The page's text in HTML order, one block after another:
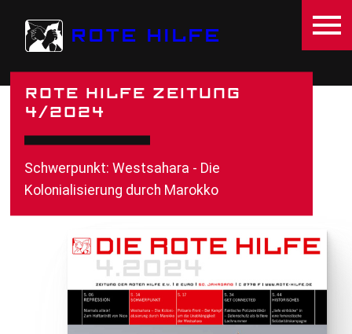
ROTE HILFE
ROTE HILFE ZEITUNG
4/2024
Schwerpunkt: Westsahara - Die
Kolonialisierung durch Marokko